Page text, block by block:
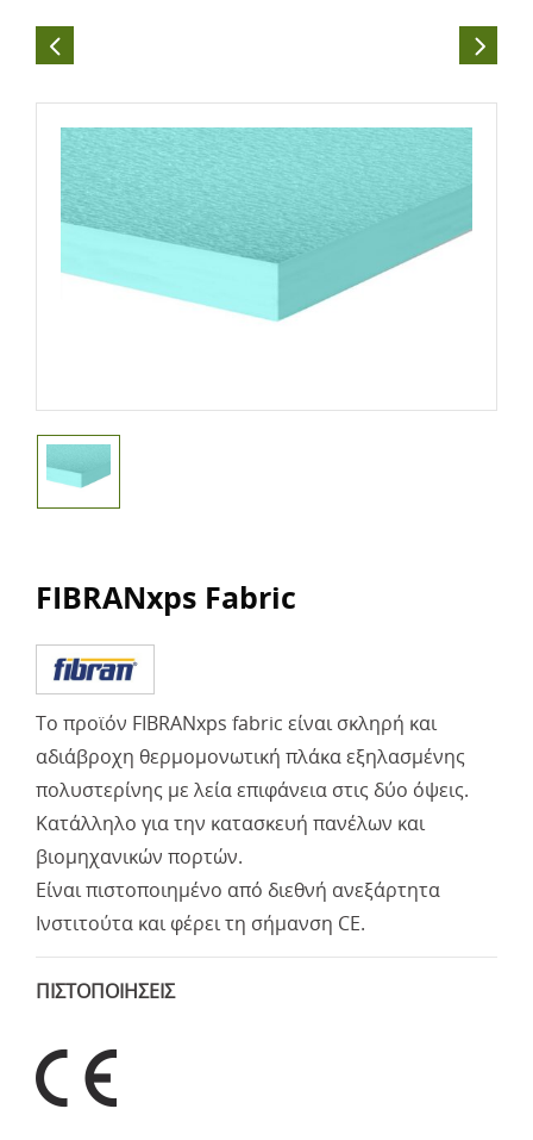
FIBRANxps Fabric
Το προϊόν FIBRANxps fabric είναι σκληρή και
αδιάβροχη θερμομονωτική πλάκα εξηλασμένης
πολυστερίνης με λεία επιφάνεια στις δύο όψεις.
Κατάλληλο για την κατασκευή πανέλων και
βιομηχανικών πορτών.
Είναι πιστοποιημένο από διεθνή ανεξάρτητα
Ινστιτούτα και φέρει τη σήμανση CE.
ΠΙΣΤΟΠΟΙΗΣΕΙΣ